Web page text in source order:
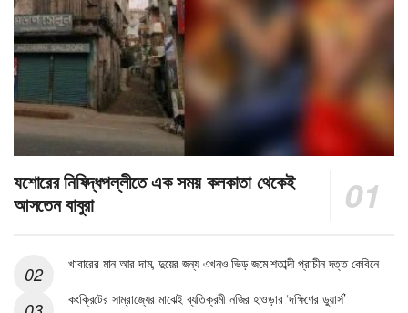
যশোরের নিষিদ্ধপল্লীতে এক সময় কলকাতা থেকেই
আসতেন বাবুরা
খাবারের মান আর দাম, দুয়ের জন্য এখনও ভিড় জমে শতাব্দী প্রাচীন দত্ত কেবিনে
কংক্রিটের সাম্রাজ্যের মাঝেই ব্যতিক্রমী নজির হাওড়ার ‘দক্ষিণের ডুয়ার্স’